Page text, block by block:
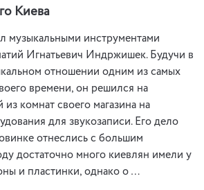
Киева
музыкальными инструментами
Игнатьевич Индржишек. Будучи в
отношении одним из самых
времени, он решился на
комнат своего магазина на
для звукозаписи. Его дело
отнеслись с большим
достаточно много киевлян имели у
и пластинки, однако о …